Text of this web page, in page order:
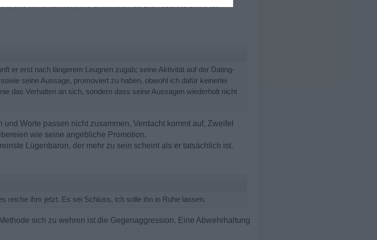
ehe wir erkennen, wie er wirklich ist. Die rosarote Brille ist
er erst nach längerem Leugnen zugab; seine Aktivität auf der Dating-
seine Aussage, promoviert zu haben, obwohl ich dafür keinerlei
das Verhalten an sich, sondern dass seine Aussagen wiederholt nicht
Worte passen nicht zusammen, Verdacht kommt auf, Zweifel
wie seine angebliche Promotion.
Lügenbaron, der mehr zu sein scheint als er tatsächlich ist.
reiche ihm jetzt. Es sei Schluss, ich solle ihn in Ruhe lassen.
sich zu wehren ist die Gegenaggression. Eine Abwehrhaltung